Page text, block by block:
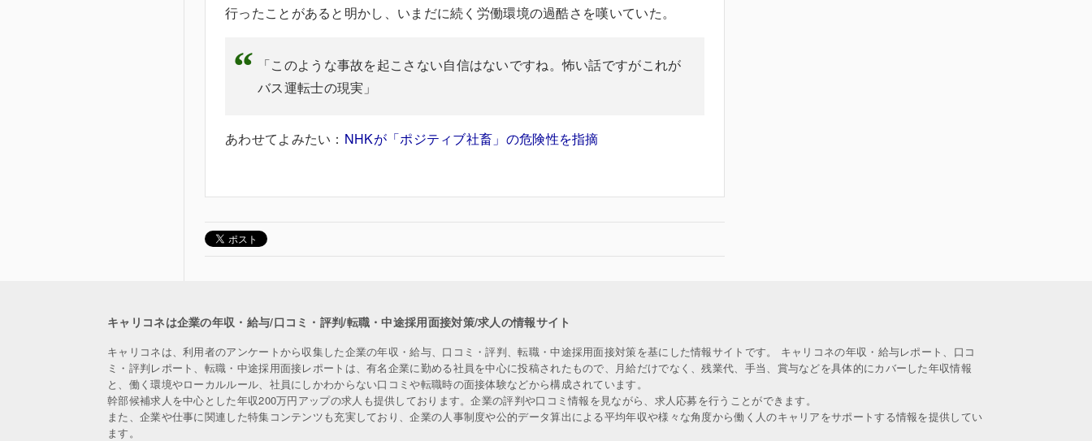
行ったことがあると明かし、いまだに続く労働環境の過酷さを嘆いていた。
「このような事故を起こさない自信はないですね。怖い話ですがこれが
バス運転士の現実」
あわせてよみたい： NHKが「ポジティブ社畜」の危険性を指摘
キャリコネは企業の年収・給与/口コミ・評判/転職・中途採用面接対策/求人の情報サイト
キャリコネは、利用者のアンケートから収集した企業の年収・給与、口コミ・評判、転職・中途採用面接対策を基にした情報サイトです。 キャリコネの年収・給与レポート、口コ
ミ・評判レポート、転職・中途採用面接レポートは、有名企業に勤める社員を中心に投稿されたもので、月給だけでなく、残業代、手当、賞与などを具体的にカバーした年収情報
と、働く環境やローカルルール、社員にしかわからない口コミや転職時の面接体験などから構成されています。
幹部候補求人を中心とした年収200万円アップの求人も提供しております。企業の評判や口コミ情報を見ながら、求人応募を行うことができます。
また、企業や仕事に関連した特集コンテンツも充実しており、企業の人事制度や公的データ算出による平均年収や様々な角度から働く人のキャリアをサポートする情報を提供してい
ます。